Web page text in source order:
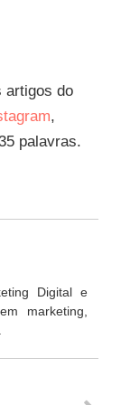
artigos do
,
palavras.
Digital e
marketing,